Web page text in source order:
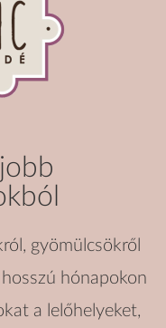
gyömülcsökről
hónapokon
a lelőhelyeket,